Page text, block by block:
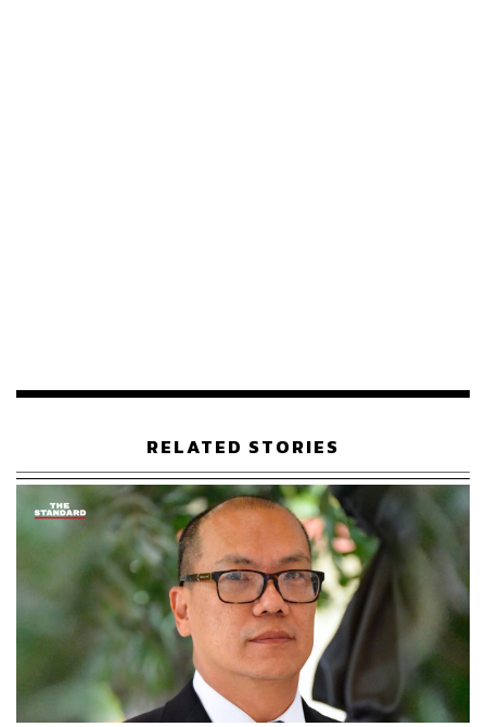
OECD ของไทย และการเตรียมการเป็นเจ้าภาพจัดการ
ประชุมรัฐมนตรีแรงงานอาเซียน (ALMM) ที่ประเทศไทยจะ
เป็นเจ้าภาพในเดือนสิงหาคมนี้ เพื่อเสริมสร้างความร่วมมือ
ในระดับภูมิภาคสำหรับการพัฒนาทุนมนุษย์และการคุ้มครอง
แรงงานในยุคดิจิทัลต่อไป
TAGS: ปัญญาประดิษฐ์ (Artificial intelligence - AI)
Asean
กระทรวงแรงงาน
แรงงานไทย
Geneva
จุลพันธ์ อมรวิวัฒน์
Thailand
RELATED STORIES